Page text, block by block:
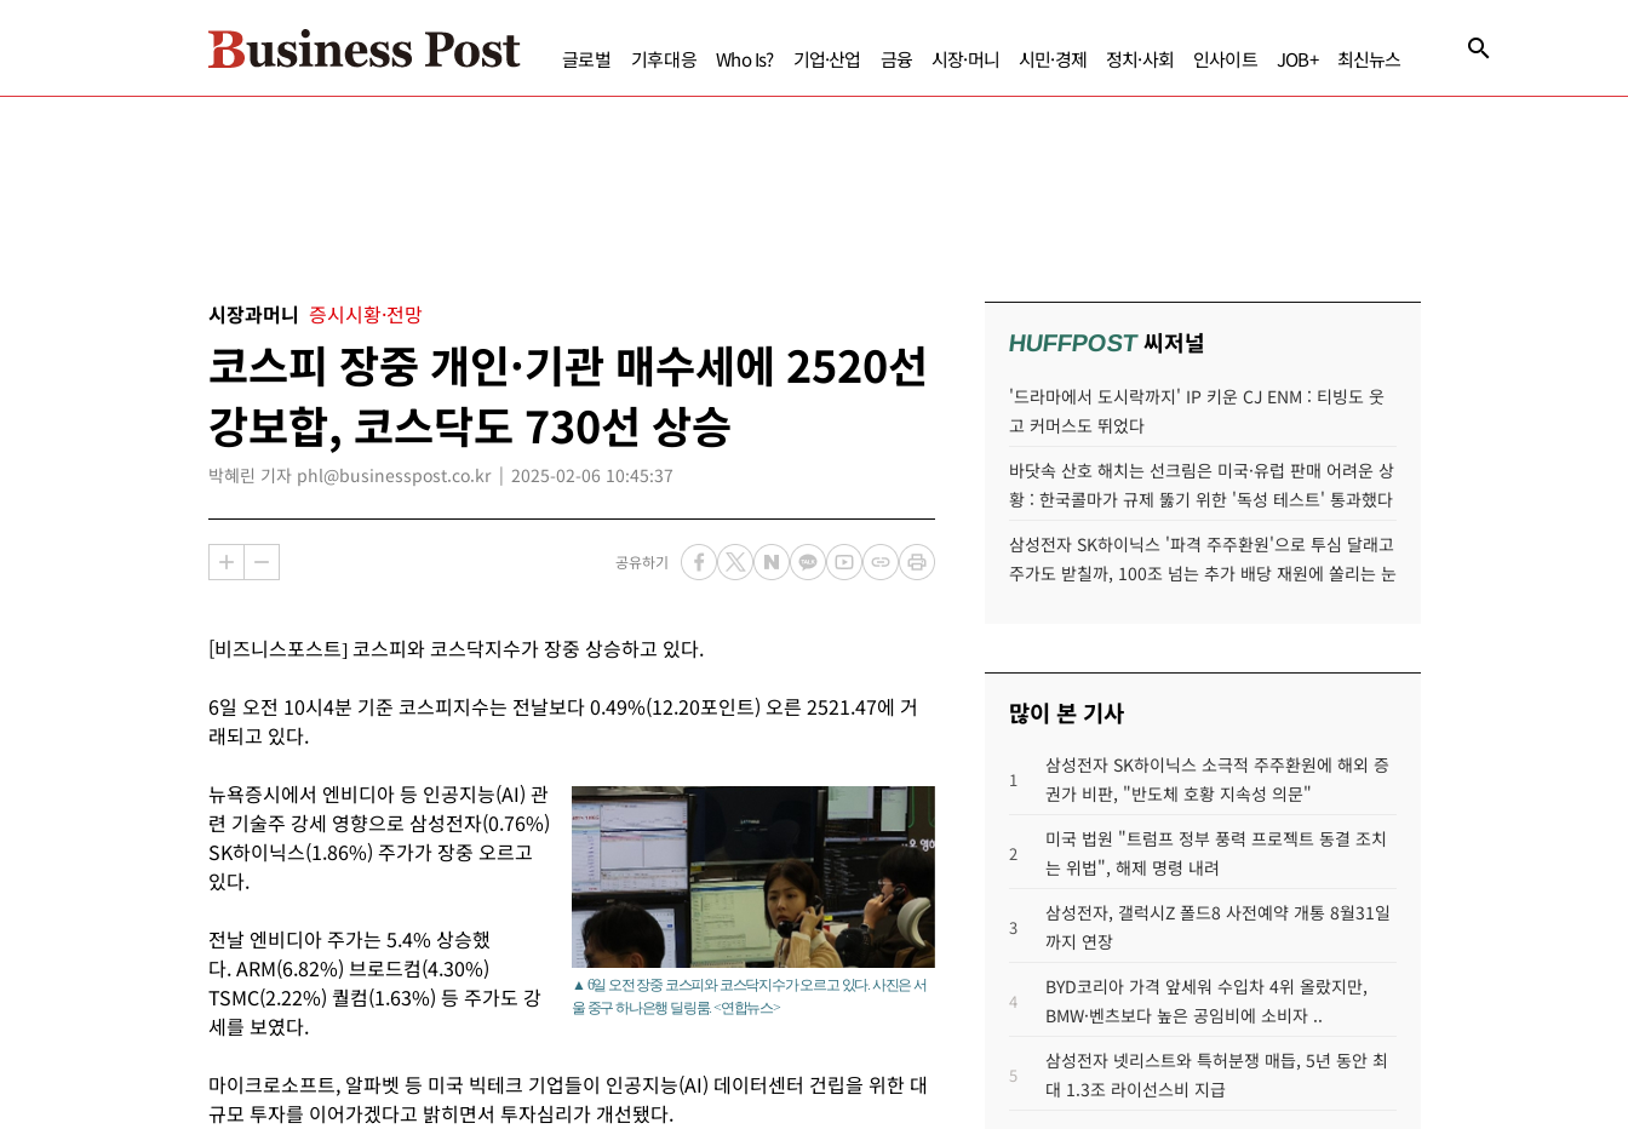
글로벌 기후대응 Who Is? 기업·산업 금융 시장·머니 시민·경제 정치·사회 인사이트 JOB+ 최신뉴스
시장과머니 증시시황·전망
코스피 장중 개인·기관 매수세에 2520선
강보합, 코스닥도 730선 상승
박혜린 기자 phl@businesspost.co.kr 2025-02-06 10:45:37
공유하기
[비즈니스포스트] 코스피와 코스닥지수가 장중 상승하고 있다.
6일 오전 10시4분 기준 코스피지수는 전날보다 0.49%(12.20포인트) 오른 2521.47에 거
래되고 있다.
▲ 6일 오전 장중 코스피와 코스닥지수가 오르고 있다. 사진은 서
울 중구 하나은행 딜링룸. <연합뉴스>
뉴욕증시에서 엔비디아 등 인공지능(AI) 관
련 기술주 강세 영향으로 삼성전자(0.76%)
SK하이닉스(1.86%) 주가가 장중 오르고
있다.
전날 엔비디아 주가는 5.4% 상승했
다. ARM(6.82%) 브로드컴(4.30%)
TSMC(2.22%) 퀄컴(1.63%) 등 주가도 강
세를 보였다.
마이크로소프트, 알파벳 등 미국 빅테크 기업들이 인공지능(AI) 데이터센터 건립을 위한 대
규모 투자를 이어가겠다고 밝히면서 투자심리가 개선됐다.
HUFFPOST씨저널
'드라마에서 도시락까지' IP 키운 CJ ENM : 티빙도 웃
고 커머스도 뛰었다
바닷속 산호 해치는 선크림은 미국·유럽 판매 어려운 상
황 : 한국콜마가 규제 뚫기 위한 '독성 테스트' 통과했다
삼성전자 SK하이닉스 '파격 주주환원'으로 투심 달래고
주가도 받칠까, 100조 넘는 추가 배당 재원에 쏠리는 눈
많이 본 기사
1
삼성전자 SK하이닉스 소극적 주주환원에 해외 증
권가 비판, "반도체 호황 지속성 의문"
2
미국 법원 "트럼프 정부 풍력 프로젝트 동결 조치
는 위법", 해제 명령 내려
3
삼성전자, 갤럭시Z 폴드8 사전예약 개통 8월31일
까지 연장
4
BYD코리아 가격 앞세워 수입차 4위 올랐지만,
BMW·벤츠보다 높은 공임비에 소비자 ..
5
삼성전자 넷리스트와 특허분쟁 매듭, 5년 동안 최
대 1.3조 라이선스비 지급